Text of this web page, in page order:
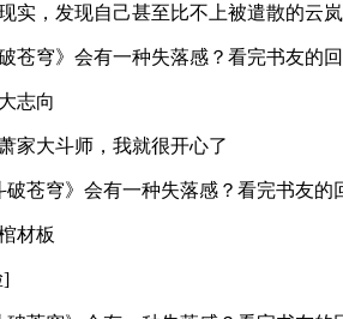
实，发现自己甚至比不上被遣散的云
志向
家大斗师，我就很开心了
材板
]